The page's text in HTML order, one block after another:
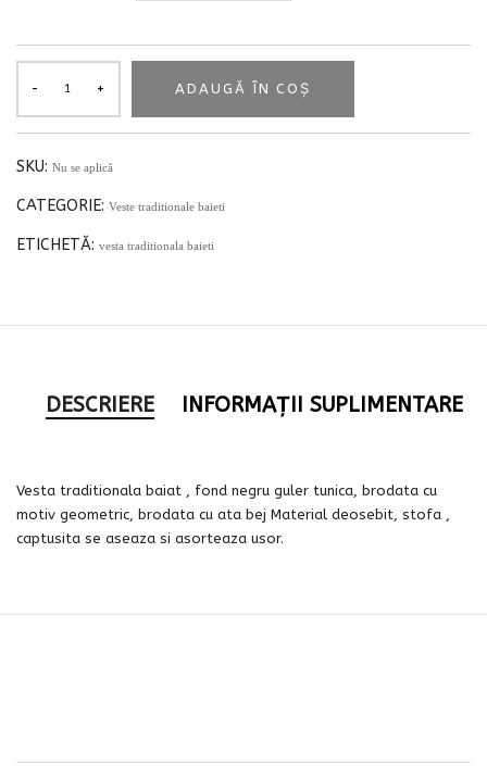
ADAUGĂ ÎN COȘ
SKU: Nu se aplică
CATEGORIE: Veste traditionale baieti
ETICHETĂ: vesta traditionala baieti
DESCRIERE INFORMAȚII SUPLIMENTARE
Vesta traditionala baiat , fond negru guler tunica, brodata cu
motiv geometric, brodata cu ata bej Material deosebit, stofa ,
captusita se aseaza si asorteaza usor.